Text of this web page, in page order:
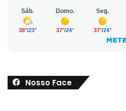
Nosso Face